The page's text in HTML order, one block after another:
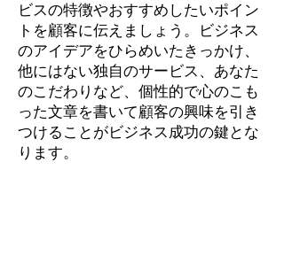
ビスの特徴やおすすめしたいポイン
トを顧客に伝えましょう。ビジネス
のアイデアをひらめいたきっかけ、
他にはない独自のサービス、あなた
のこだわりなど、個性的で心のこも
った文章を書いて顧客の興味を引き
つけることがビジネス成功の鍵とな
ります。